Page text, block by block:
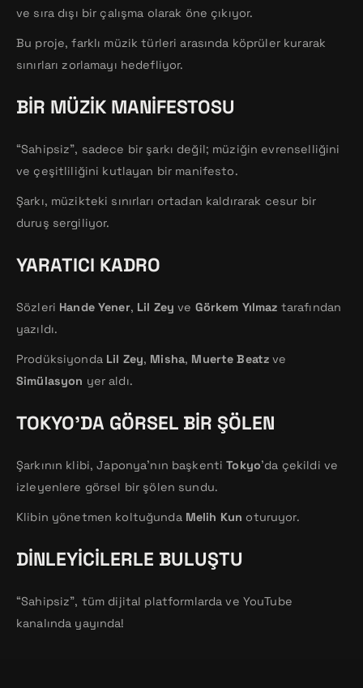
ve sıra dışı bir çalışma olarak öne çıkıyor.
Bu proje, farklı müzik türleri arasında köprüler kurarak
sınırları zorlamayı hedefliyor.
BIR MÜZIK MANIFESTOSU
“Sahipsiz”, sadece bir şarkı değil; müziğin evrenselliğini
ve çeşitliliğini kutlayan bir manifesto.
Şarkı, müzikteki sınırları ortadan kaldırarak cesur bir
duruş sergiliyor.
YARATICI KADRO
Sözleri Hande Yener, Lil Zey ve Görkem Yılmaz tarafından
yazıldı.
Prodüksiyonda Lil Zey, Misha, Muerte Beatz ve
Simülasyon yer aldı.
TOKYO’DA GÖRSEL BIR ŞÖLEN
Şarkının klibi, Japonya’nın başkentiTokyo’da çekildi ve
izleyenlere görsel bir şölen sundu.
Klibin yönetmen koltuğunda Melih Kun oturuyor.
DINLEYICILERLE BULUŞTU
“Sahipsiz”, tüm dijital platformlarda ve YouTube
kanalında yayında!